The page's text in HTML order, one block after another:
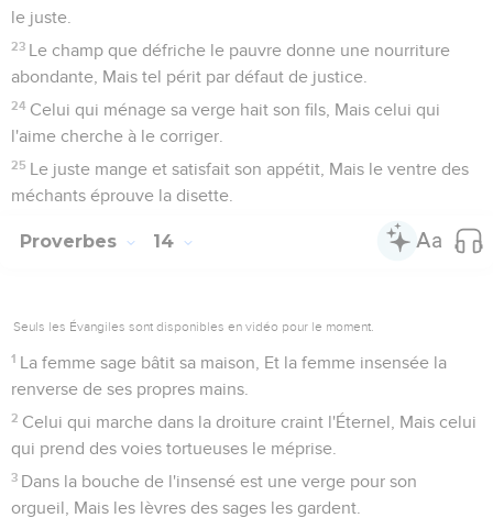
le juste.
23 Le champ que défriche le pauvre donne une nourriture
abondante, Mais tel périt par défaut de justice.
24 Celui qui ménage sa verge hait son fils, Mais celui qui
l'aime cherche à le corriger.
25 Le juste mange et satisfait son appétit, Mais le ventre des
méchants éprouve la disette.
Proverbes 14
Seuls les Évangiles sont disponibles en vidéo pour le moment.
1 La femme sage bâtit sa maison, Et la femme insensée la
renverse de ses propres mains.
2 Celui qui marche dans la droiture craint l'Éternel, Mais celui
qui prend des voies tortueuses le méprise.
3 Dans la bouche de l'insensé est une verge pour son
orgueil, Mais les lèvres des sages les gardent.